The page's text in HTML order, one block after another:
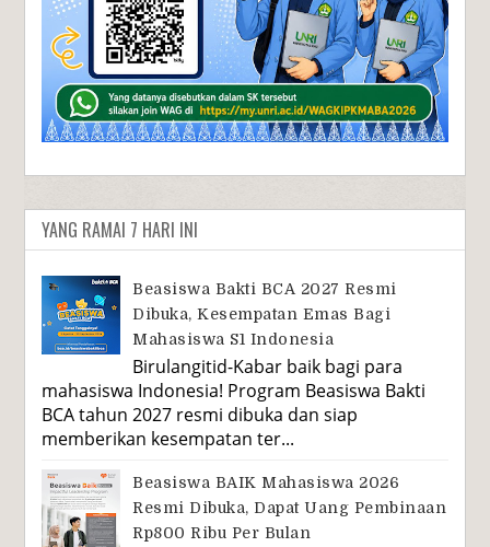
YANG RAMAI 7 HARI INI
Beasiswa Bakti BCA 2027 Resmi
Dibuka, Kesempatan Emas Bagi
Mahasiswa S1 Indonesia
Birulangitid-Kabar baik bagi para
mahasiswa Indonesia! Program Beasiswa Bakti
BCA tahun 2027 resmi dibuka dan siap
memberikan kesempatan ter...
Beasiswa BAIK Mahasiswa 2026
Resmi Dibuka, Dapat Uang Pembinaan
Rp800 Ribu Per Bulan